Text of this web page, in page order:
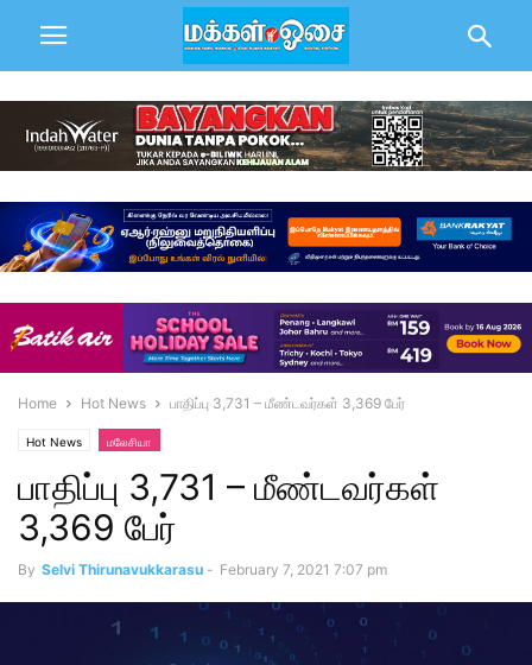
Home Hot News பாதிப்பு 3,731 – மீண்டவர்கள் 3,369 பேர்
Hot News மலேசியா
பாதிப்பு 3,731 – மீண்டவர்கள்
3,369 பேர்
By Selvi Thirunavukkarasu - February 7, 2021 7:07 pm